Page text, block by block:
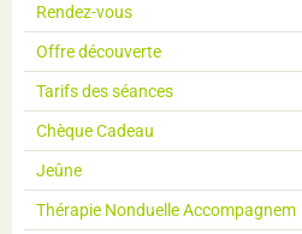
Rendez-vous
Offre découverte
Tarifs des séances
Chèque Cadeau
Jeûne
Thérapie Nonduelle Accompagnem